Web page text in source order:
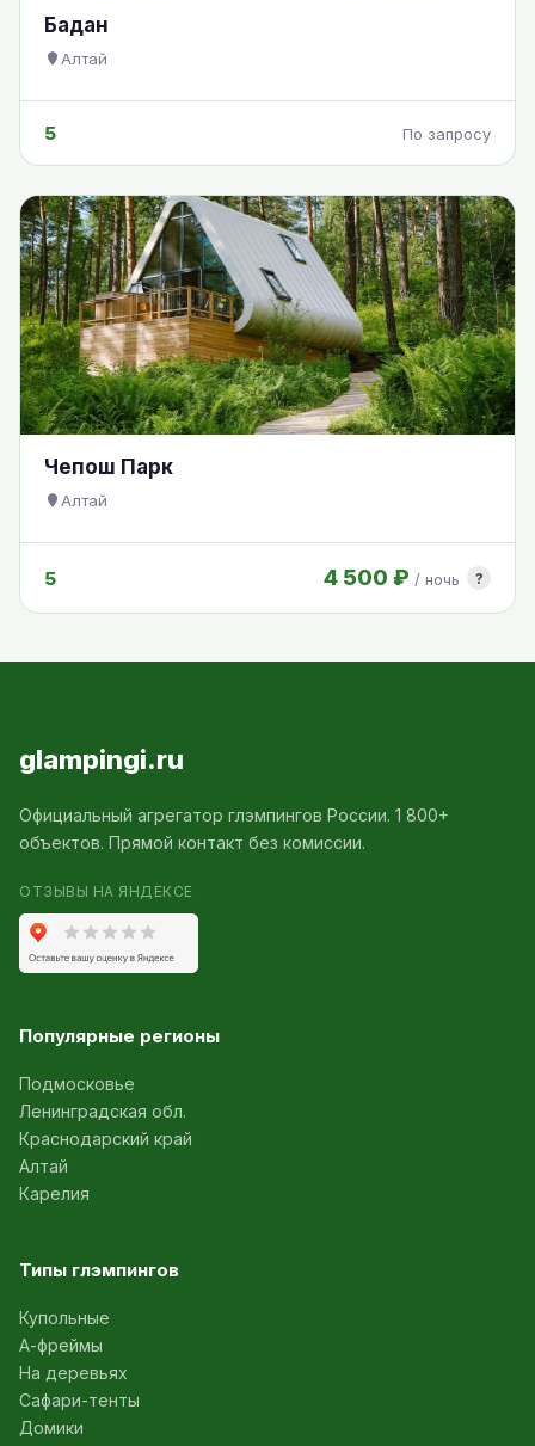
Бадан
Алтай
5 По запросу
Чепош Парк
Алтай
5 4 500 ₽ / ночь ?
glampingi.ru
Официальный агрегатор глэмпингов России. 1 800+
объектов. Прямой контакт без комиссии.
ОТЗЫВЫ НА ЯНДЕКСЕ
Популярные регионы
Подмосковье
Ленинградская обл.
Краснодарский край
Алтай
Карелия
Типы глэмпингов
Купольные
А-фреймы
На деревьях
Сафари-тенты
Домики